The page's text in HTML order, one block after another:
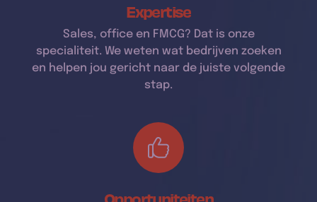
Expertise
Sales, office en FMCG? Dat is onze
specialiteit. We weten wat bedrijven zoeken
en helpen jou gericht naar de juiste volgende
stap.